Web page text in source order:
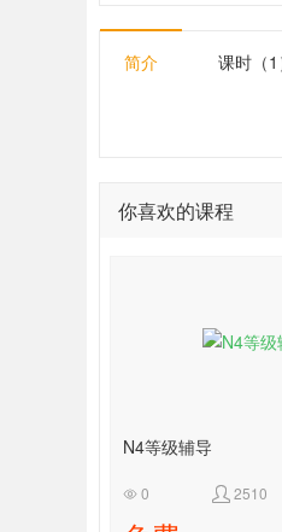
简介 课时（1
你喜欢的课程
N4等级辅导
 0  2510